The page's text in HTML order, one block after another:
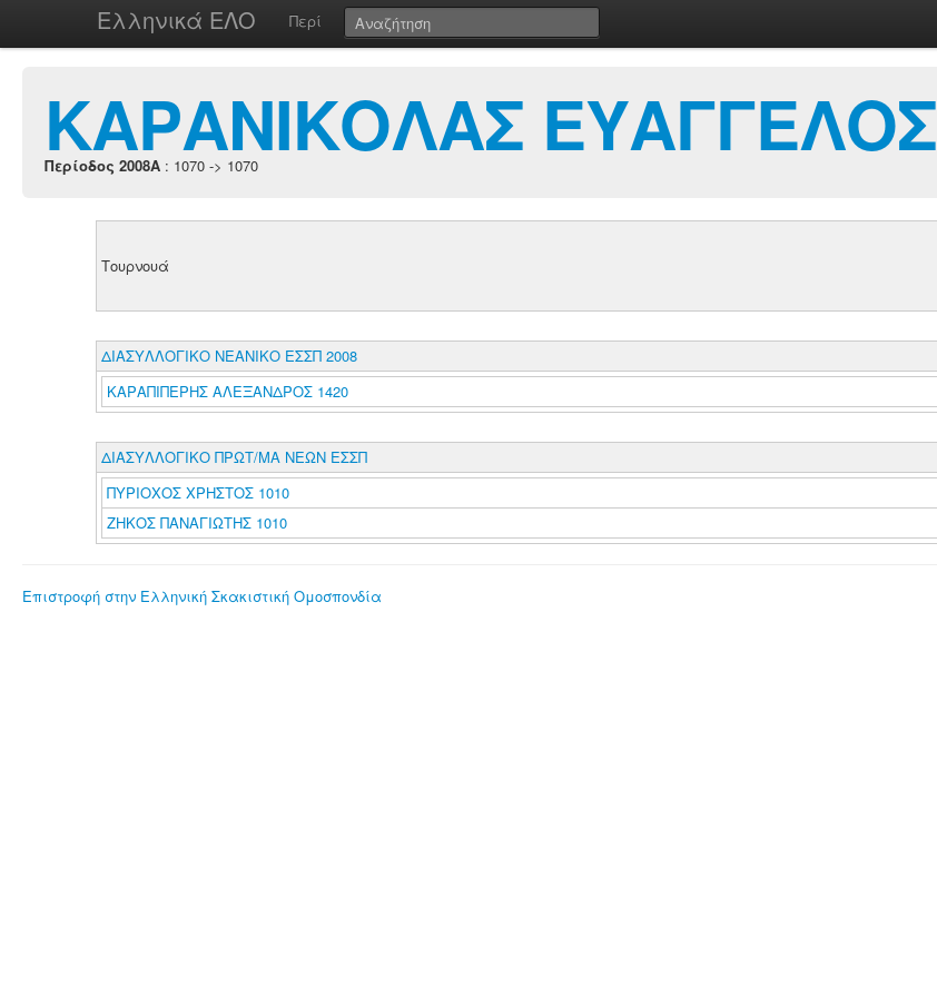
Ελληνικά ΕΛΟ Περί
ΚΑΡΑΝΙΚΟΛΑΣ ΕΥΑΓΓΕΛΟΣ
Περίοδος 2008A : 1070 -> 1070
Τουρνουά
ΔΙΑΣΥΛΛΟΓΙΚΟ ΝΕΑΝΙΚΟ ΕΣΣΠ 2008
ΚΑΡΑΠΙΠΕΡΗΣ ΑΛΕΞΑΝΔΡΟΣ 1420
ΔΙΑΣΥΛΛΟΓΙΚΟ ΠΡΩΤ/ΜΑ ΝΕΩΝ ΕΣΣΠ
ΠΥΡΙΟΧΟΣ ΧΡΗΣΤΟΣ 1010
ΖΗΚΟΣ ΠΑΝΑΓΙΩΤΗΣ 1010
Επιστροφή στην Ελληνική Σκακιστική Ομοσπονδία